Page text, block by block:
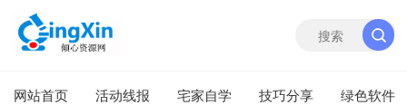
网站首页 活动线报 宅家自学 技巧分享 绿色软件